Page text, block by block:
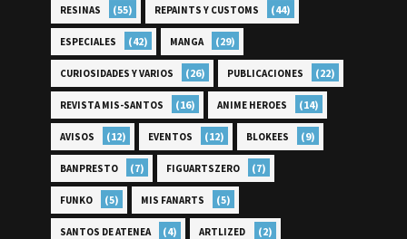
RESINAS (55) REPAINTS Y CUSTOMS (44)
ESPECIALES (42) MANGA (29)
CURIOSIDADES Y VARIOS (26) PUBLICACIONES (22)
REVISTA MIS-SANTOS (16) ANIME HEROES (14)
AVISOS (12) EVENTOS (12) BLOKEES (9)
BANPRESTO (7) FIGUARTSZERO (7)
FUNKO (5) MIS FANARTS (5)
SANTOS DE ATENEA (4) ARTLIZED (2)